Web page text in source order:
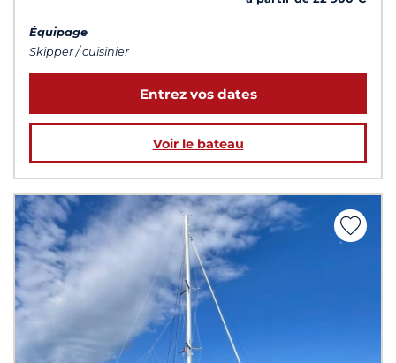
Équipage
Skipper / cuisinier
Entrez vos dates
Voir le bateau